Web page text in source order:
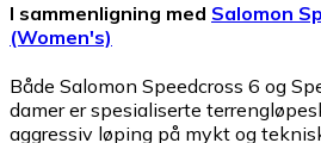
I sammenligning med Salomon
(Women's)
Både Salomon Speedcross 6 og
damer er spesialiserte
aggressiv løping på mykt og